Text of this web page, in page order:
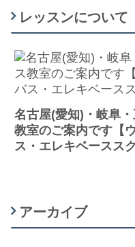
レッスンについて
名古屋(愛知)・岐阜
教室のご案内です【
ス・エレキベーススク
アーカイブ